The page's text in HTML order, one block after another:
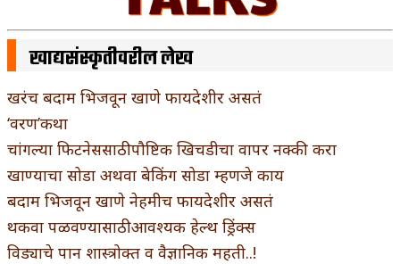
खाद्यसंस्कृतीवरील लेख
खरंच बदाम भिजवून खाणे फायदेशीर असतं
‘वरण’कथा
चांगल्या फिटनेससाठी पौष्टिक खिचडीचा वापर नक्की करा
खाण्याचा सोडा अथवा बेकिंग सोडा म्हणजे काय
बदाम भिजवून खाणे नेहमीच फायदेशीर असतं
थकवा पळवण्यासाठी आवश्यक हेल्थ ड्रिंक्स
विड्याचे पान शास्त्रोक्त व वैज्ञानिक महती..!